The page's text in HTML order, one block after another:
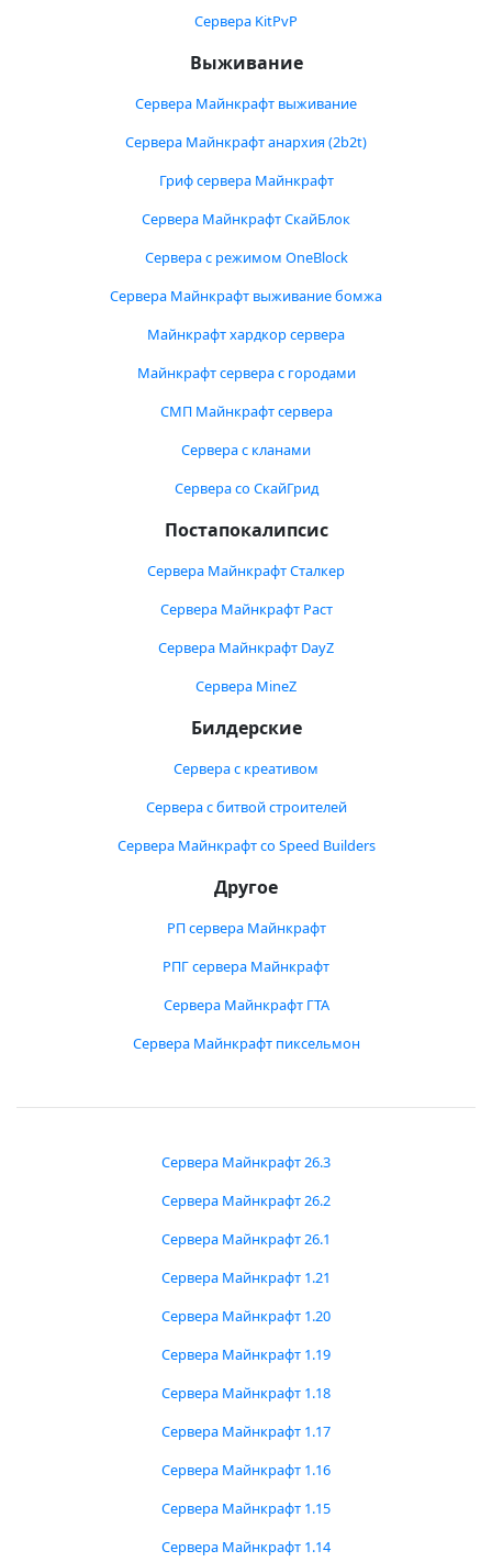
Сервера KitPvP
Выживание
Сервера Майнкрафт выживание
Сервера Майнкрафт анархия (2b2t)
Гриф сервера Майнкрафт
Сервера Майнкрафт СкайБлок
Сервера с режимом OneBlock
Сервера Майнкрафт выживание бомжа
Майнкрафт хардкор сервера
Майнкрафт сервера с городами
СМП Майнкрафт сервера
Сервера с кланами
Сервера со СкайГрид
Постапокалипсис
Сервера Майнкрафт Сталкер
Сервера Майнкрафт Раст
Сервера Майнкрафт DayZ
Сервера MineZ
Билдерские
Сервера с креативом
Сервера с битвой строителей
Сервера Майнкрафт со Speed Builders
Другое
РП сервера Майнкрафт
РПГ сервера Майнкрафт
Сервера Майнкрафт ГТА
Сервера Майнкрафт пиксельмон
Сервера Майнкрафт 26.3
Сервера Майнкрафт 26.2
Сервера Майнкрафт 26.1
Сервера Майнкрафт 1.21
Сервера Майнкрафт 1.20
Сервера Майнкрафт 1.19
Сервера Майнкрафт 1.18
Сервера Майнкрафт 1.17
Сервера Майнкрафт 1.16
Сервера Майнкрафт 1.15
Сервера Майнкрафт 1.14